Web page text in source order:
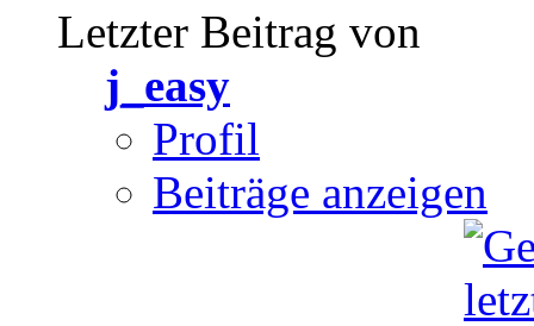
Letzter Beitrag von
j_easy
Profil
Beiträge anzeigen